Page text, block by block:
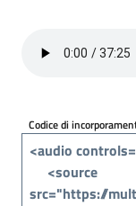
Per
cittadini
Codice di